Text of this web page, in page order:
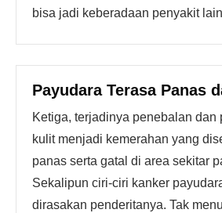
bisa jadi keberadaan penyakit
Payudara Terasa Panas
Ketiga, terjadinya penebalan dan
kulit menjadi kemerahan yang
panas serta gatal di area sekitar
Sekalipun ciri-ciri kanker
dirasakan penderitanya. Tak